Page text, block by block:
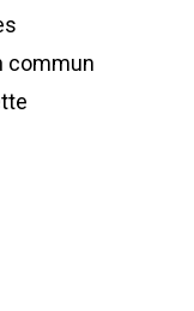
commun